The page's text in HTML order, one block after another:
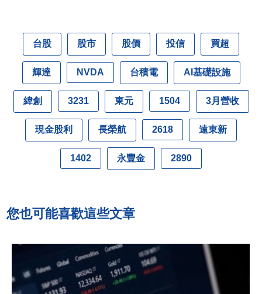
台股 股市 股價 投信 買超
輝達 NVDA 台積電 AI基礎設施
緯創 3231 東元 1504 3月營收
現金股利 長榮航 2618 遠東新
1402 永豐金 2890
您也可能喜歡這些文章